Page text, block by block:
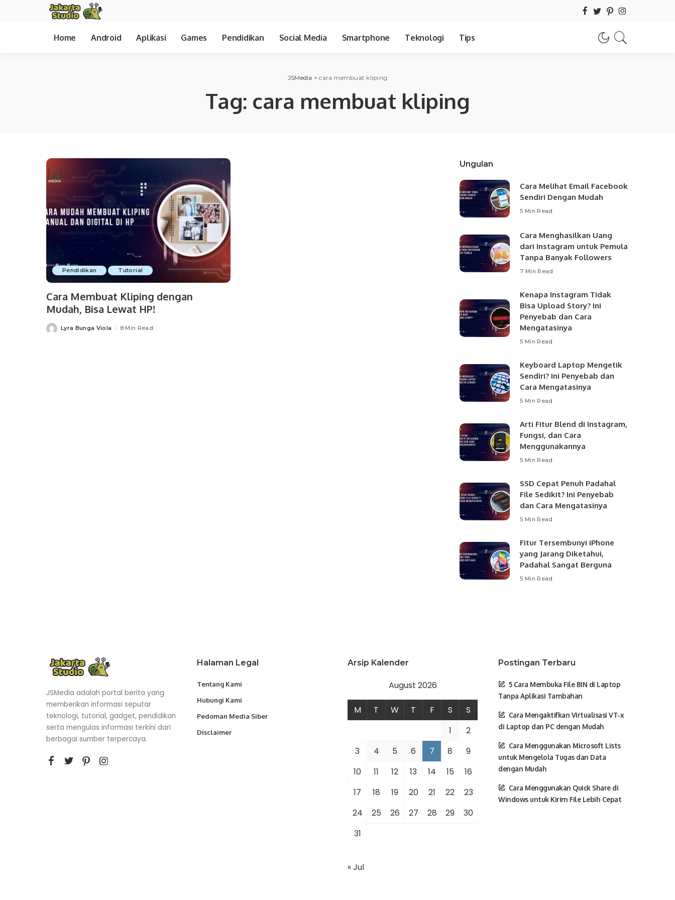
Home Android Aplikasi Games Pendidikan Social Media Smartphone Teknologi Tips
JSMedia >cara membuat kliping
Tag: cara membuat kliping
Pendidikan Tutorial
Cara Membuat Kliping dengan
Mudah, Bisa Lewat HP!
PostedLyra Bunga Viola 8 Min Read
Ungulan
Cara Melihat Email Facebook
Sendiri Dengan Mudah
5 Min Read
Cara Menghasilkan Uang
dari Instagram untuk Pemula
Tanpa Banyak Followers
7 Min Read
Kenapa Instagram Tidak
Bisa Upload Story? Ini
Penyebab dan Cara
Mengatasinya
5 Min Read
Keyboard Laptop Mengetik
Sendiri? Ini Penyebab dan
Cara Mengatasinya
5 Min Read
Arti Fitur Blend di Instagram,
Fungsi, dan Cara
Menggunakannya
5 Min Read
SSD Cepat Penuh Padahal
File Sedikit? Ini Penyebab
dan Cara Mengatasinya
5 Min Read
Fitur Tersembunyi iPhone
yang Jarang Diketahui,
Padahal Sangat Berguna
5 Min Read
JSMedia adalah portal berita yang
memberikan informasi seputar
teknologi, tutorial, gadget, pendidikan
serta mengulas informasi terkini dari
berbagai sumber terpercaya.
Halaman Legal
Tentang Kami
Hubungi Kami
Pedoman Media Siber
Disclaimer
Arsip Kalender
August 2026
M T W T F S
S
1
2
3
4 5 6 7 8
9
10
11 12 13 14 15
16
17
18 19 20 21 22
23
24
25 26 27 28 29
30
31
« Jul
Postingan Terbaru
5 Cara Membuka File BIN di Laptop
Tanpa Aplikasi Tambahan
Cara Mengaktifkan Virtualisasi VT-x
di Laptop dan PC dengan Mudah
Cara Menggunakan Microsoft Lists
untuk Mengelola Tugas dan Data
dengan Mudah
Cara Menggunakan Quick Share di
Windows untuk Kirim File Lebih Cepat